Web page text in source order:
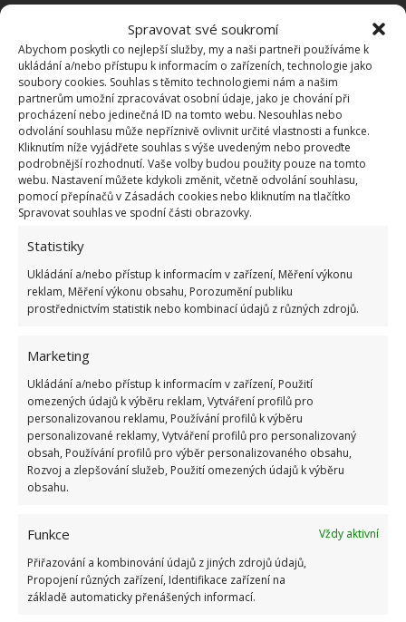
Spravovat své soukromí
Abychom poskytli co nejlepší služby, my a naši partneři používáme k
ukládání a/nebo přístupu k informacím o zařízeních, technologie jako
soubory cookies. Souhlas s těmito technologiemi nám a našim
partnerům umožní zpracovávat osobní údaje, jako je chování při
procházení nebo jedinečná ID na tomto webu. Nesouhlas nebo
odvolání souhlasu může nepříznivě ovlivnit určité vlastnosti a funkce.
Kliknutím níže vyjádřete souhlas s výše uvedeným nebo proveďte
podrobnější rozhodnutí. Vaše volby budou použity pouze na tomto
webu. Nastavení můžete kdykoli změnit, včetně odvolání souhlasu,
pomocí přepínačů v Zásadách cookies nebo kliknutím na tlačítko
Spravovat souhlas ve spodní části obrazovky.
Statistiky
Ukládání a/nebo přístup k informacím v zařízení, Měření výkonu
reklam, Měření výkonu obsahu, Porozumění publiku
prostřednictvím statistik nebo kombinací údajů z různých zdrojů.
Marketing
Ukládání a/nebo přístup k informacím v zařízení, Použití
omezených údajů k výběru reklam, Vytváření profilů pro
personalizovanou reklamu, Používání profilů k výběru
personalizované reklamy, Vytváření profilů pro personalizovaný
obsah, Používání profilů pro výběr personalizovaného obsahu,
Rozvoj a zlepšování služeb, Použití omezených údajů k výběru
obsahu.
Funkce
Vždy aktivní
Přiřazování a kombinování údajů z jiných zdrojů údajů,
Propojení různých zařízení, Identifikace zařízení na
základě automaticky přenášených informací.
součástí nejsou běžné stropy. V několikametrové
výšce se tyčí jenom samotná konstrukce střechy, což
je design, kterým se architekti inspirovali v řadě
železničních stanic. Zde toto řešení interiér nejenom
ještě více zvětšuje, ale díky dřevu navozuje útulný
pocit.